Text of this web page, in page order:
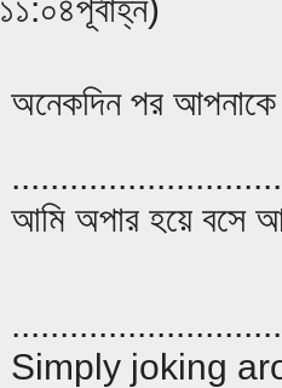
১১:০৪পূর্বাহ্ন)
অনেকদিন পর
আমি অপার হয়ে বসে
Simply joking